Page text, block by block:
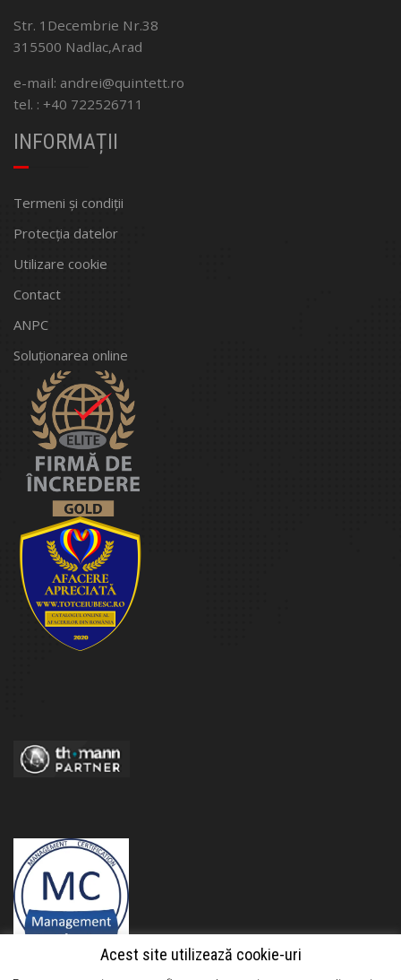
Str. 1Decembrie Nr.38
315500 Nadlac,Arad
e-mail: andrei@quintett.ro
tel. : +40 722526711
INFORMAȚII
Termeni și condiții
Protecția datelor
Utilizare cookie
Contact
ANPC
Soluționarea online
Acest site utilizează cookie-uri